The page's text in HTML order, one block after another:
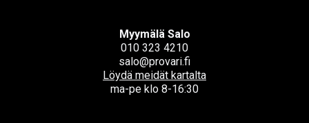
Myymälä Salo
010 323 4210
salo@provari.fi
Löydä meidät kartalta
ma-pe klo 8-16:30